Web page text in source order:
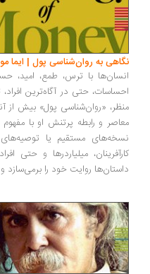
به روان‌شناسی پول | ایما
با ترس، طمع، امید، حسرت و
حتی در آگاه‌ترین افراد،
«روان‌شناسی پول» بیش از آنکه
و رابطه پرتنش او با مفهوم ثروت
مستقیم یا توصیه‌های
میلیاردرها و حتی افراد
روایت خود را برمی‌سازد و بحث